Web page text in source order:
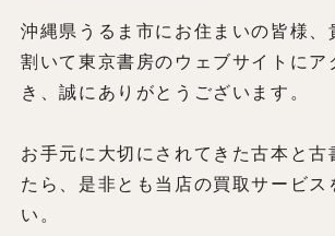
沖縄県うるま市にお住まいの皆様、
割いて東京書房のウェブサイトにア
き、誠にありがとうございます。
お手元に大切にされてきた古本と古
たら、是非とも当店の買取サービス
い。